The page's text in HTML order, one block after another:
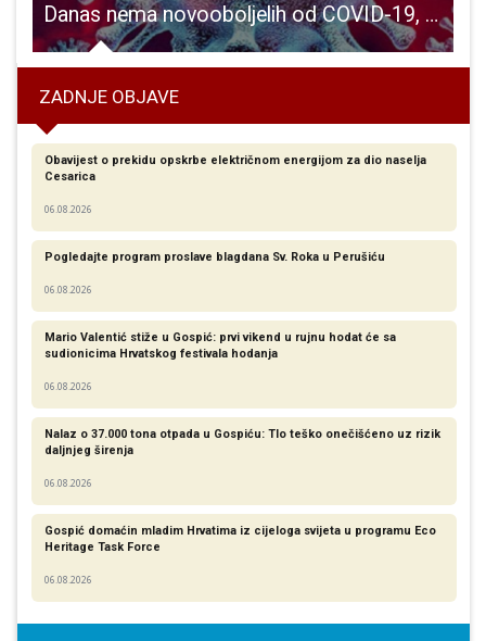
Danas nema novooboljelih od COVID-19, sedam osoba izliječeno
ZADNJE OBJAVE
Obavijest o prekidu opskrbe električnom energijom za dio naselja
Cesarica
06.08.2026
Pogledajte program proslave blagdana Sv. Roka u Perušiću
06.08.2026
Mario Valentić stiže u Gospić: prvi vikend u rujnu hodat će sa
sudionicima Hrvatskog festivala hodanja
06.08.2026
Nalaz o 37.000 tona otpada u Gospiću: Tlo teško onečišćeno uz rizik
daljnjeg širenja
06.08.2026
Gospić domaćin mladim Hrvatima iz cijeloga svijeta u programu Eco
Heritage Task Force
06.08.2026